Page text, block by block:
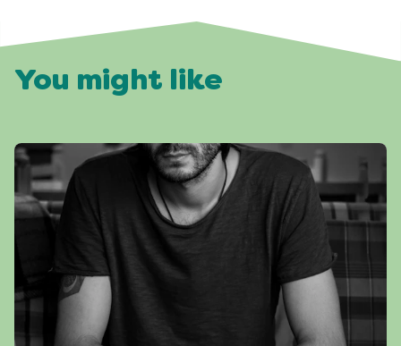
You might like